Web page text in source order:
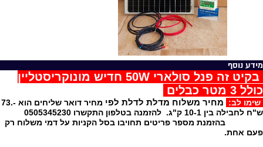
מידע נוסף
בקיט זה פנל סולארי 50W חדיש מונוקריסטליין
כולל 3 מטר כבלים
שימו לב: מחיר משלוח מדלת לדלת לפי
מחיר דואר שליחים הוא -.73
ש"ח לחבילה בין 10-1 ק"ג. להזמנה בטלפון התקשרו 0505345230
בהזמנת מספר פריטים תחויבו בסל הקניות על דמי משלוח רק
פעם אחת.